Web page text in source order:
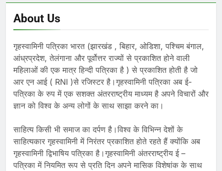
About Us
गृहस्वामिनी पत्रिका भारत (झारखंड , बिहार, ओडिशा, पश्चिम बंगाल,
आंध्रप्रदेश, तेलंगाना और पूर्वोत्तर राज्यों से प्रकाशित होने वाली
महिलाओं की एक मात्र हिन्दी पत्रिका है ) से प्रकाशित होती है जो
आर एन आई ( RNI )से रजिस्टर है।गृहस्वामिनी पत्रिका अब ई-
पत्रिका के रुप में एक सशक्त अंतरराष्ट्रीय माध्यम है अपने विचारों और
ज्ञान को विश्व के अन्य लोगों के साथ साझा करने का।
साहित्य किसी भी समाज का दर्पण है।विश्व के विभिन्न देशों के
साहित्यकार गृहस्वामिनी में निरंतर प्रकाशित होते रहते हैं क्योंकि अब
गृहस्वामिनी द्विभाषिय पत्रिका है।गृहस्वामिनी अंतरराष्ट्रीय ई –
पत्रिका में नियमित रूप से प्रति दिन अपने मासिक विशेषांक के साथ